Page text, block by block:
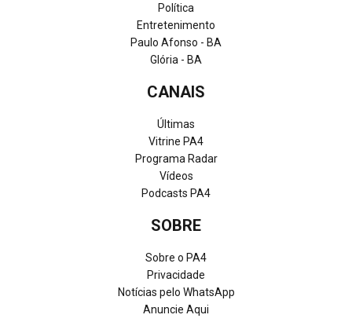
Política
Entretenimento
Paulo Afonso - BA
Glória - BA
CANAIS
Últimas
Vitrine PA4
Programa Radar
Vídeos
Podcasts PA4
SOBRE
Sobre o PA4
Privacidade
Notícias pelo WhatsApp
Anuncie Aqui